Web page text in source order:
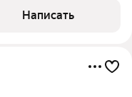
в излучине
Написать